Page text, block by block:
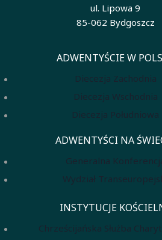
ul. Lipowa 9
85-062 Bydgoszcz
ADWENTYŚCIE W
Diecezja Zachodnia
Diecezja Wschodnia
Diecezja Południowa
ADWENTYŚCI NA
Generalna
Wydział
INSTYTUCJE
Chrześcijańska Służba